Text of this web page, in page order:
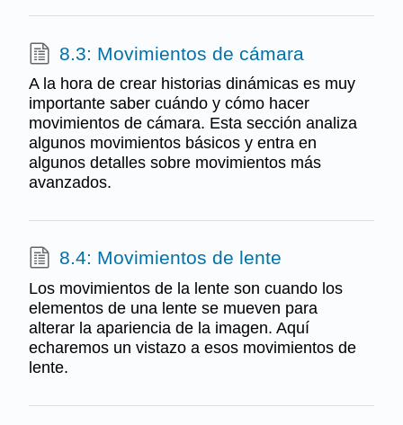
8.3: Movimientos de cámara
A la hora de crear historias dinámicas es muy
importante saber cuándo y cómo hacer
movimientos de cámara. Esta sección analiza
algunos movimientos básicos y entra en
algunos detalles sobre movimientos más
avanzados.
8.4: Movimientos de lente
Los movimientos de la lente son cuando los
elementos de una lente se mueven para
alterar la apariencia de la imagen. Aquí
echaremos un vistazo a esos movimientos de
lente.